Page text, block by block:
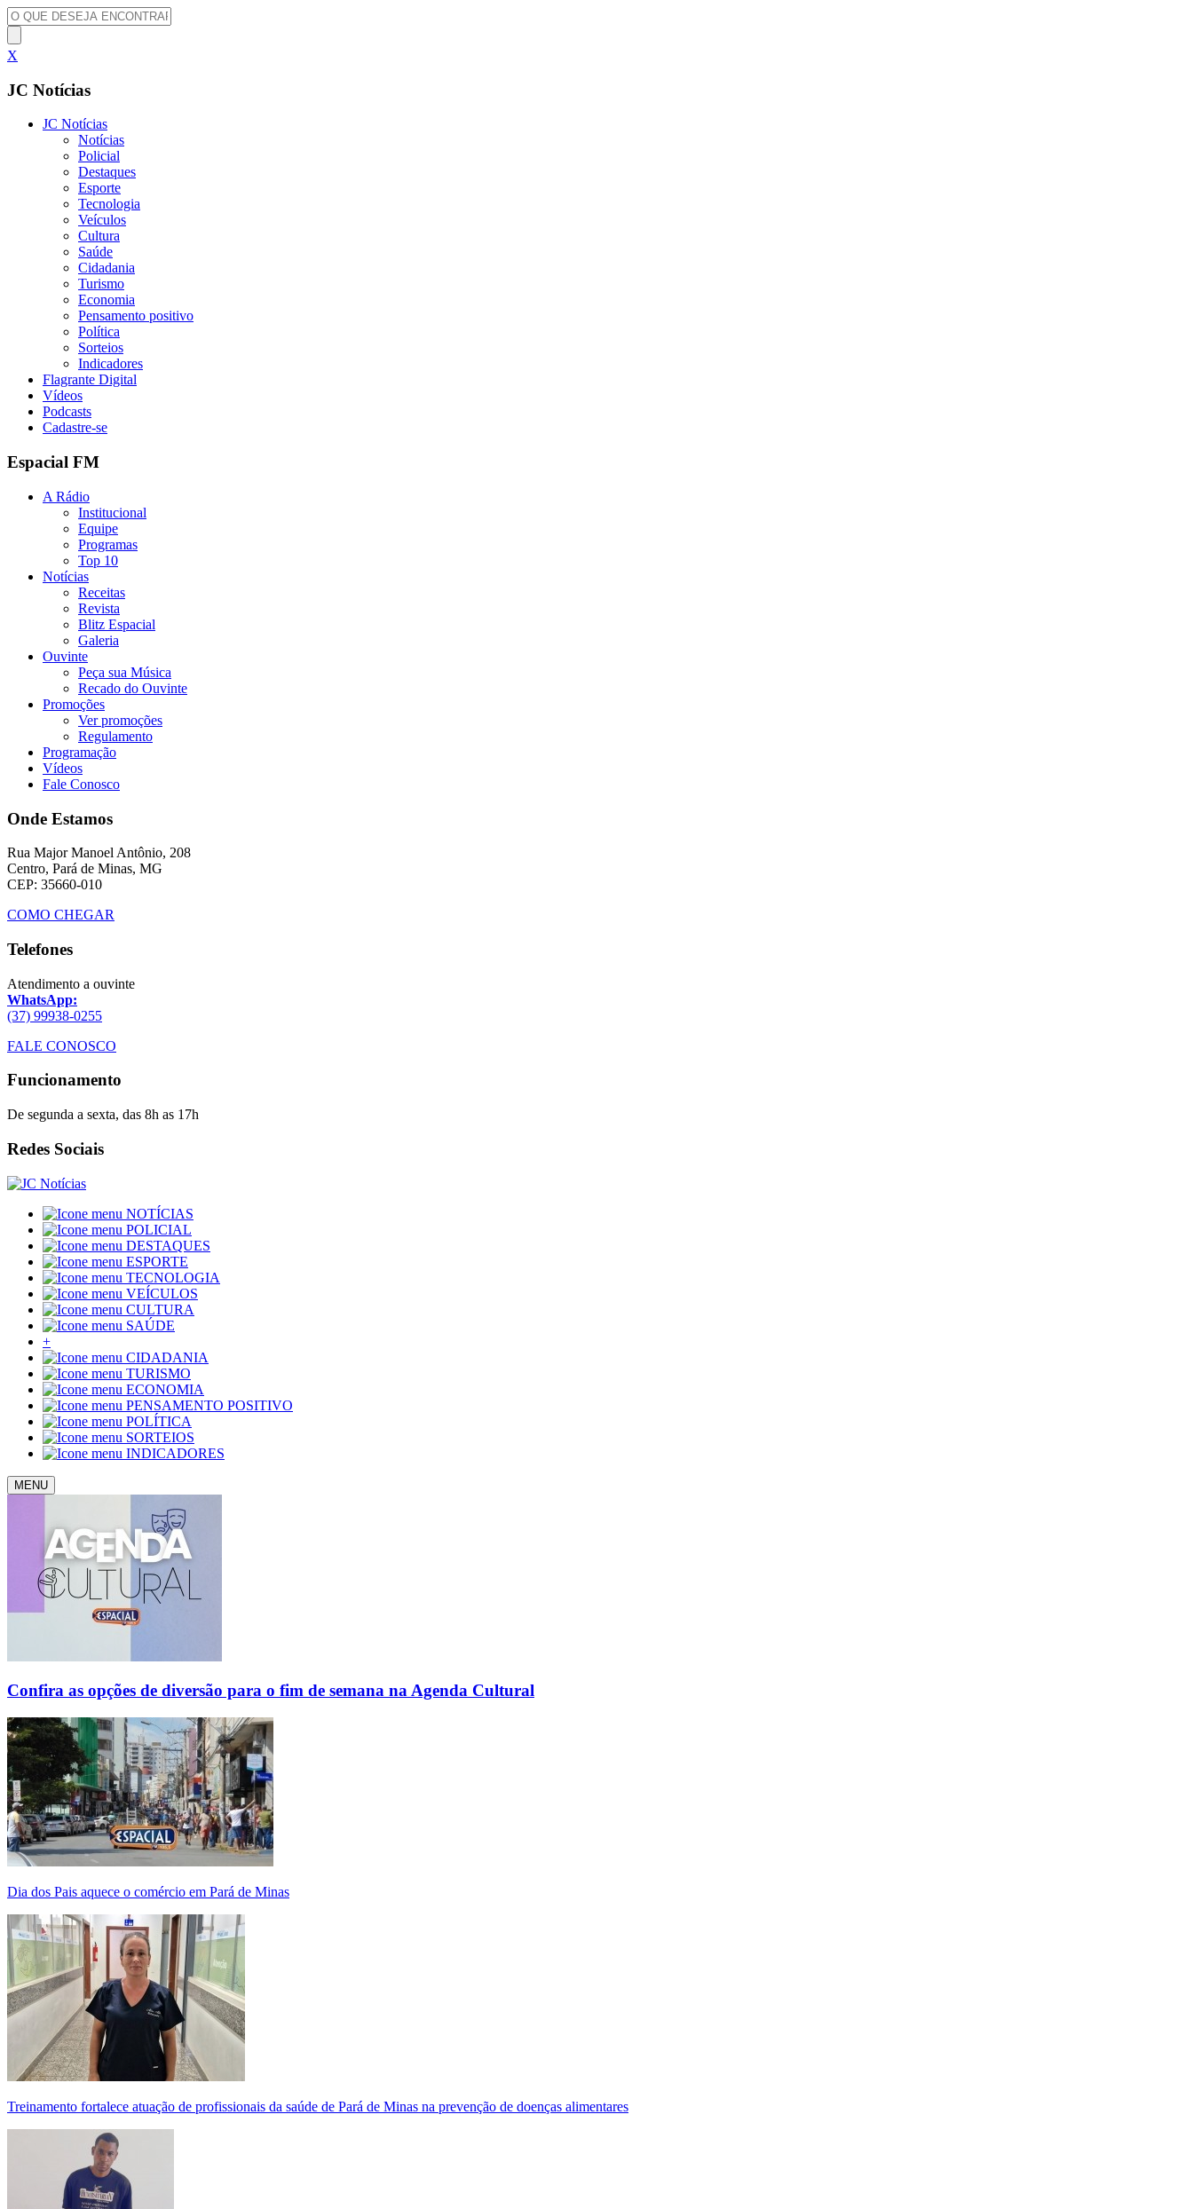
X
JC Notícias
JC Notícias
Notícias
Policial
Destaques
Esporte
Tecnologia
Veículos
Cultura
Saúde
Cidadania
Turismo
Economia
Pensamento positivo
Política
Sorteios
Indicadores
Flagrante Digital
Vídeos
Podcasts
Cadastre-se
Espacial FM
A Rádio
Institucional
Equipe
Programas
Top 10
Notícias
Receitas
Revista
Blitz Espacial
Galeria
Ouvinte
Peça sua Música
Recado do Ouvinte
Promoções
Ver promoções
Regulamento
Programação
Vídeos
Fale Conosco
Onde Estamos
Rua Major Manoel Antônio, 208
Centro, Pará de Minas, MG
CEP: 35660-010
COMO CHEGAR
Telefones
Atendimento a ouvinte
WhatsApp:
(37) 99938-0255
FALE CONOSCO
Funcionamento
De segunda a sexta, das 8h as 17h
Redes Sociais
NOTÍCIAS
POLICIAL
DESTAQUES
ESPORTE
TECNOLOGIA
VEÍCULOS
CULTURA
SAÚDE
+
CIDADANIA
TURISMO
ECONOMIA
PENSAMENTO POSITIVO
POLÍTICA
SORTEIOS
INDICADORES
MENU
Confira as opções de diversão para o fim de semana na Agenda Cultural
Dia dos Pais aquece o comércio em Pará de Minas
Treinamento fortalece atuação de profissionais da saúde de Pará de Minas na prevenção de doenças alimentares